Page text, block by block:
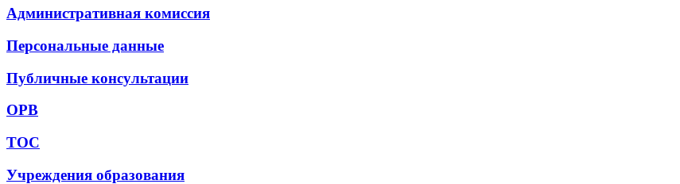
Административная комиссия
Персональные данные
Публичные консультации
ОРВ
ТОС
Учреждения образования